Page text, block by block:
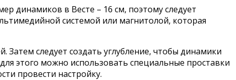
динамиков в Весте – 16 см, поэтому следует
системой или магнитолой, которая
следует создать углубление, чтобы динамики
этого можно использовать специальные проставки
провести настройку.